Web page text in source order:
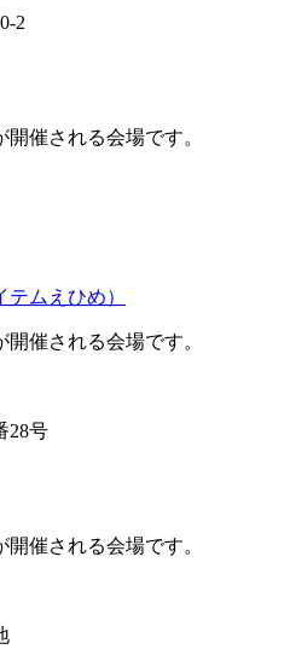
2
催される会場です。
ムえひめ）
催される会場です。
28号
催される会場です。